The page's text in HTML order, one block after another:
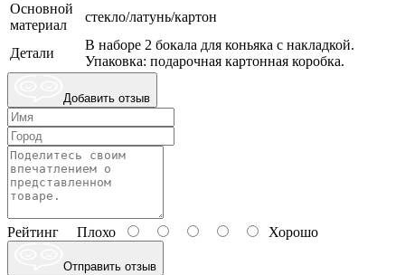
Основной
материал
стекло/латунь/картон
Детали
В наборе 2 бокала для коньяка с накладкой.
Упаковка: подарочная картонная коробка.
Добавить отзыв
Рейтинг Плохо Хорошо
Отправить отзыв